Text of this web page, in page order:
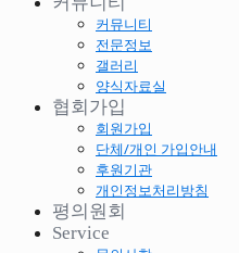
커뮤니티
전문정보
갤러리
양식자료실
협회가입
회원가입
단체/개인 가입안내
후원기관
개인정보처리방침
평의원회
Service